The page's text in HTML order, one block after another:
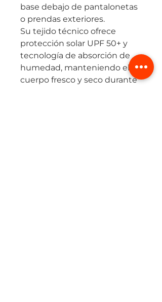
base debajo de pantalonetas
o prendas exteriores.
Su tejido técnico ofrece
protección solar UPF 50+ y
tecnología de absorción de
humedad, manteniendo el
cuerpo fresco y seco durante